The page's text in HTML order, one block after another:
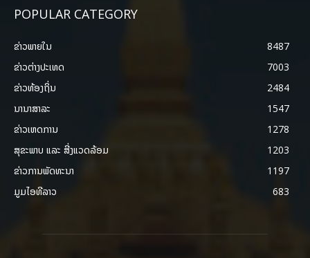
POPULAR CATEGORY
ຂ່າວພາຍ​ໃນ
8487
ຂ່າວຕ່າງປະເທດ
7003
ຂ່າວທ້ອງຖິ່ນ
2484
ນານາສາລະ
1547
ຂ່າວເຫດການ
1278
ສຸຂະພາບ ແລະ ສີ່ງແວດລ້ອມ
1203
ຂ່າວການພັດທະນາ
1197
ມູມໄອທີລາວ
683